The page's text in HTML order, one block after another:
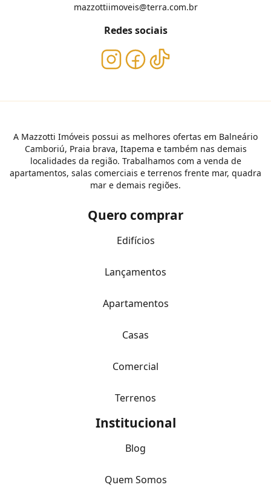
mazzottiimoveis@terra.com.br
Redes sociais
A Mazzotti Imóveis possui as melhores ofertas em Balneário
Camboriú, Praia brava, Itapema e também nas demais
localidades da região. Trabalhamos com a venda de
apartamentos, salas comerciais e terrenos frente mar, quadra
mar e demais regiões.
Quero comprar
Edifícios
Lançamentos
Apartamentos
Casas
Comercial
Terrenos
Institucional
Blog
Quem Somos